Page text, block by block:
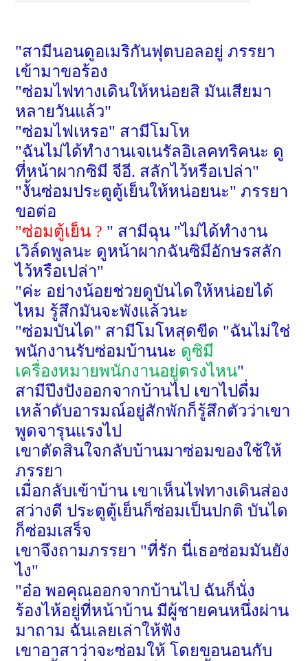
"สามีนอนดูอเมริกันฟุตบอลอยู่ ภรรยา
เข้ามาขอร้อง
"ซ่อมไฟทางเดินให้หน่อยสิ มันเสียมา
หลายวันแล้ว"
"ซ่อมไฟเหรอ" สามีโมโห
"ฉันไม่ได้ทำงานเจเนรัลอิเลคทริคนะ ดู
ที่หน้าผากซิมี จีอี. สลักไว้หรือเปล่า"
"งั้นซ่อมประตูตู้เย็นให้หน่อยนะ" ภรรยา
ขอต่อ
"ซ่อมตู้เย็น ? " สามีฉุน"ไม่ได้ทำงาน
เวิล์ดพูลนะ ดูหน้าผากฉันซิมีอักษรสลัก
ไว้หรือเปล่า"
"ค่ะ อย่างน้อยช่วยดูบันไดให้หน่อยได้
ไหม รู้สึกมันจะพังแล้วนะ
"ซ่อมบันได" สามีโมโหสุดขีด "ฉันไม่ใช่
พนักงานรับซ่อมบ้านนะ ดูซิมี
เครื่องหมายพนักงานอยู่ตรงไหน"
สามีปึงปังออกจากบ้านไป เขาไปดื่ม
เหล้าดับอารมณ์อยู่สักพักก็รู้สึกตัวว่าเขา
พูดจารุนแรงไป
เขาตัดสินใจกลับบ้านมาซ่อมของใช้ให้
ภรรยา
เมื่อกลับเข้าบ้าน เขาเห็นไฟทางเดินส่อง
สว่างดี ประตูตู้เย็นก็ซ่อมเป็นปกติ บันได
ก็ซ่อมเสร็จ
เขาจึงถามภรรยา "ที่รัก นี่เธอซ่อมมันยัง
ไง"
"อ๋อ พอคุณออกจากบ้านไป ฉันก็นั่ง
ร้องไห้อยู่ที่หน้าบ้าน มีผู้ชายคนหนึ่งผ่าน
มาถาม ฉันเลยเล่าให้ฟัง
เขาอาสาว่าจะซ่อมให้ โดยขอนอนกับ